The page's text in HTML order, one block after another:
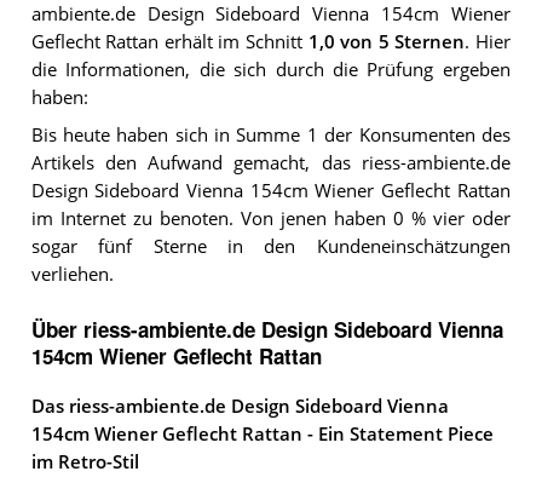
ambiente.de Design Sideboard Vienna 154cm Wiener
Geflecht Rattan erhält im Schnitt 1,0 von 5 Sternen. Hier
die Informationen, die sich durch die Prüfung ergeben
haben:
Bis heute haben sich in Summe 1 der Konsumenten des
Artikels den Aufwand gemacht, das riess-ambiente.de
Design Sideboard Vienna 154cm Wiener Geflecht Rattan
im Internet zu benoten. Von jenen haben 0 % vier oder
sogar fünf Sterne in den Kundeneinschätzungen
verliehen.
Über riess-ambiente.de Design Sideboard Vienna
154cm Wiener Geflecht Rattan
Das riess-ambiente.de Design Sideboard Vienna
154cm Wiener Geflecht Rattan - Ein Statement Piece
im Retro-Stil